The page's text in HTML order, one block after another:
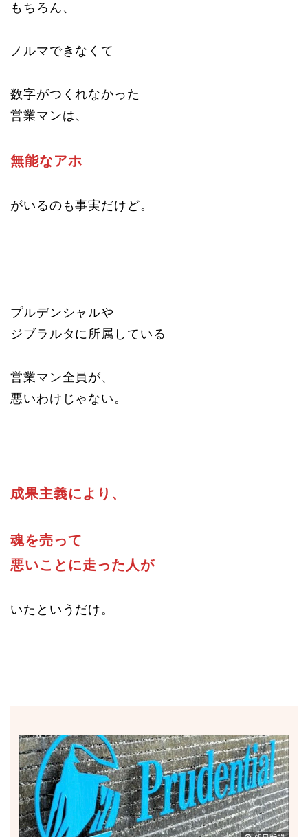
もちろん、
ノルマできなくて
数字がつくれなかった
営業マンは、
無能なアホ
がいるのも事実だけど。
プルデンシャルや
ジブラルタに所属している
営業マン全員が、
悪いわけじゃない。
成果主義により、
魂を売って
悪いことに走った人が
いたというだけ。